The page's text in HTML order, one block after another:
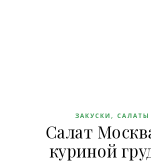
ЗАКУСКИ , САЛАТЫ
Салат
куриной